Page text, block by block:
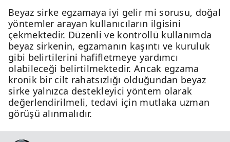
Beyaz sirke egzamaya iyi gelir mi sorusu, doğal
yöntemler arayan kullanıcıların ilgisini
çekmektedir. Düzenli ve kontrollü kullanımda
beyaz sirkenin, egzamanın kaşıntı ve kuruluk
gibi belirtilerini hafifletmeye yardımcı
olabileceği belirtilmektedir. Ancak egzama
kronik bir cilt rahatsızlığı olduğundan beyaz
sirke yalnızca destekleyici yöntem olarak
değerlendirilmeli, tedavi için mutlaka uzman
görüşü alınmalıdır.